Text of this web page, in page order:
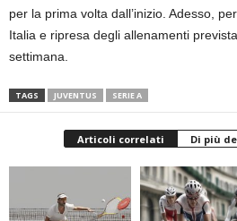
per la prima volta dall’inizio. Adesso,
Italia e ripresa degli allenamenti
settimana.
TAGS JUVENTUS SERIE A
Articoli correlati Di più